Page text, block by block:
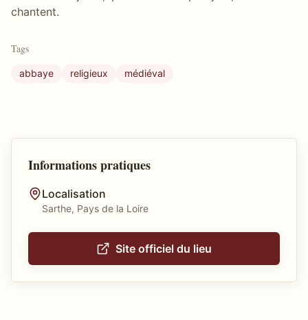
chantent.
Tags
abbaye religieux médiéval
Informations pratiques
Localisation
Sarthe, Pays de la Loire
Site officiel du lieu